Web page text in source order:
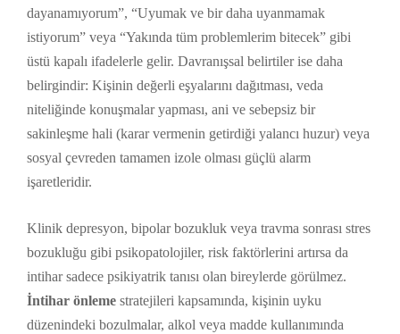
dayanamıyorum”, “Uyumak ve bir daha uyanmamak
istiyorum” veya “Yakında tüm problemlerim bitecek” gibi
üstü kapalı ifadelerle gelir. Davranışsal belirtiler ise daha
belirgindir: Kişinin değerli eşyalarını dağıtması, veda
niteliğinde konuşmalar yapması, ani ve sebepsiz bir
sakinleşme hali (karar vermenin getirdiği yalancı huzur) veya
sosyal çevreden tamamen izole olması güçlü alarm
işaretleridir.
Klinik depresyon, bipolar bozukluk veya travma sonrası stres
bozukluğu gibi psikopatolojiler, risk faktörlerini artırsa da
intihar sadece psikiyatrik tanısı olan bireylerde görülmez.
İntihar önleme stratejileri kapsamında, kişinin uyku
düzenindeki bozulmalar, alkol veya madde kullanımında